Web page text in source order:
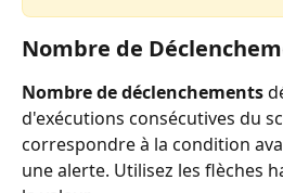
Nombre de
Nombre de déclenchements
d'exécutions consécutives du
correspondre à la condition
une alerte. Utilisez les flèches